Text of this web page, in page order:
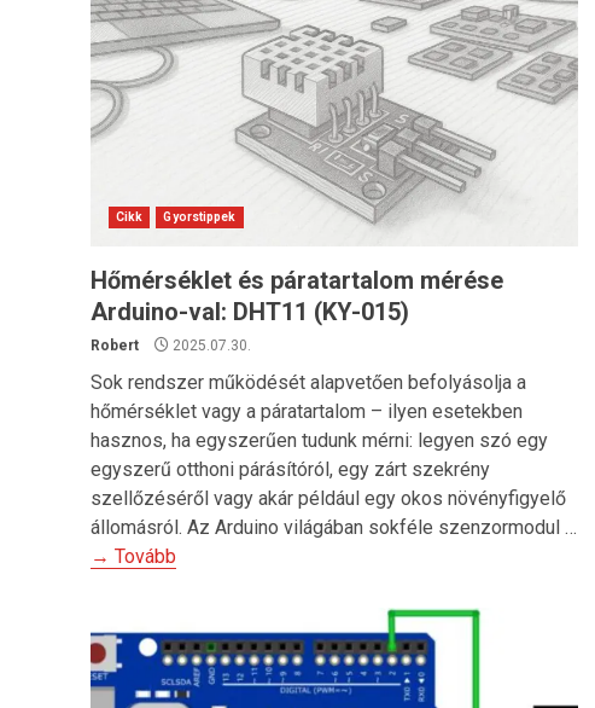
Cikk Gyorstippek
Hőmérséklet és páratartalom mérése
Arduino-val: DHT11 (KY-015)
Robert 2025.07.30.
Sok rendszer működését alapvetően befolyásolja a
hőmérséklet vagy a páratartalom – ilyen esetekben
hasznos, ha egyszerűen tudunk mérni: legyen szó egy
egyszerű otthoni párásítóról, egy zárt szekrény
szellőzéséről vagy akár például egy okos növényfigyelő
állomásról. Az Arduino világában sokféle szenzormodul …
→ Tovább